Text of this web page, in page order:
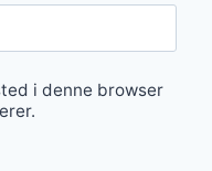
i denne browser